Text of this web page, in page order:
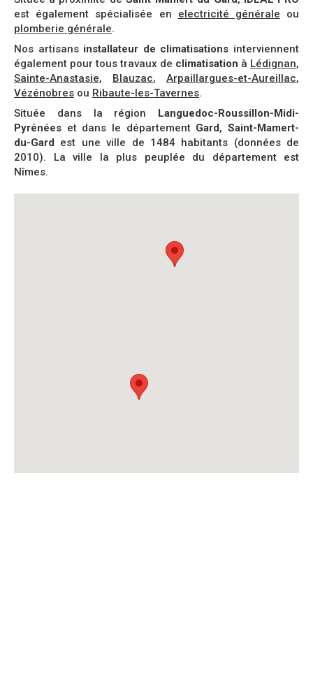
est également spécialisée en electricité générale ou
plomberie générale.
Nos artisans installateur de climatisations interviennent
également pour tous travaux de climatisation à Lédignan,
Sainte-Anastasie, Blauzac, Arpaillargues-et-Aureillac,
Vézénobres ou Ribaute-les-Tavernes.
Située dans la région
Languedoc-Roussillon-Midi-
Pyrénées et dans le département Gard,Saint-Mamert-
du-Gard
est une ville de 1484 habitants (données de
2010). La ville la plus peuplée du département est
Nîmes.